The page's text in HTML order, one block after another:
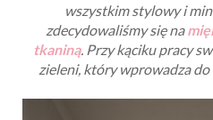
wszystkim stylowy i
zdecydowaliśmy się na
tkaniną. Przy kąciku pracy
zieleni, który wprowadza